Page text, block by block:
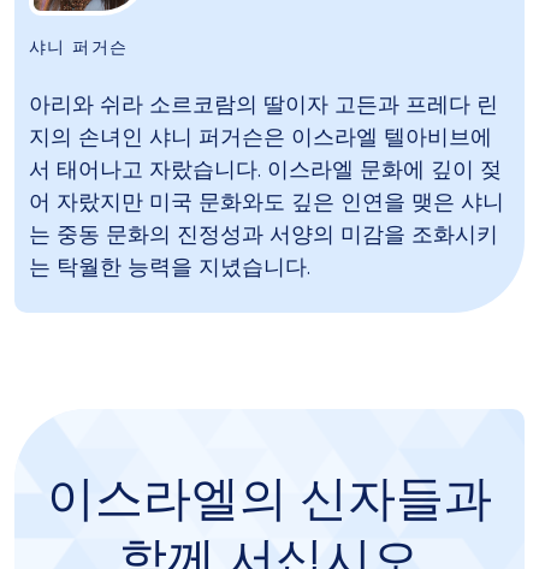
샤니 퍼거슨
아리와 쉬라 소르코람의 딸이자 고든과 프레다 린
지의 손녀인 샤니 퍼거슨은 이스라엘 텔아비브에
서 태어나고 자랐습니다. 이스라엘 문화에 깊이 젖
어 자랐지만 미국 문화와도 깊은 인연을 맺은 샤니
는 중동 문화의 진정성과 서양의 미감을 조화시키
는 탁월한 능력을 지녔습니다.
이스라엘의 신자들과